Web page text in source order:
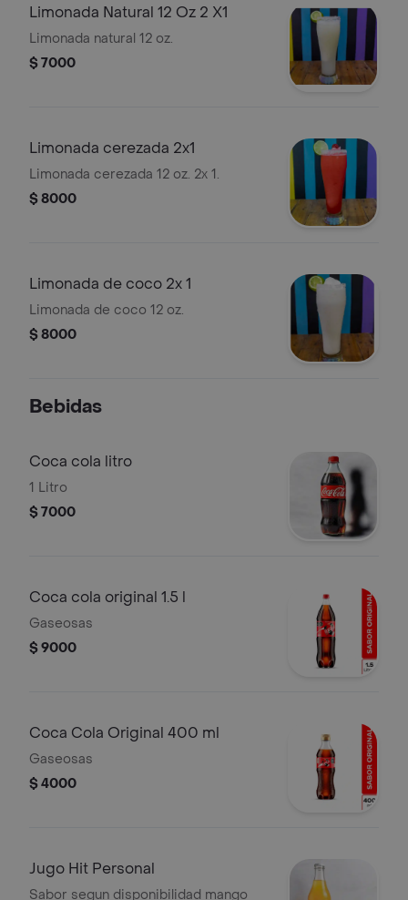
Limonada Natural 12 Oz 2 X1
Limonada natural 12 oz.
$ 7000
Limonada cerezada 2x1
Limonada cerezada 12 oz. 2x 1.
$ 8000
Limonada de coco 2x 1
Limonada de coco 12 oz.
$ 8000
Bebidas
Coca cola litro
1 Litro
$ 7000
Coca cola original 1.5 l
Gaseosas
$ 9000
Coca Cola Original 400 ml
Gaseosas
$ 4000
Jugo Hit Personal
Sabor segun disponibilidad mango